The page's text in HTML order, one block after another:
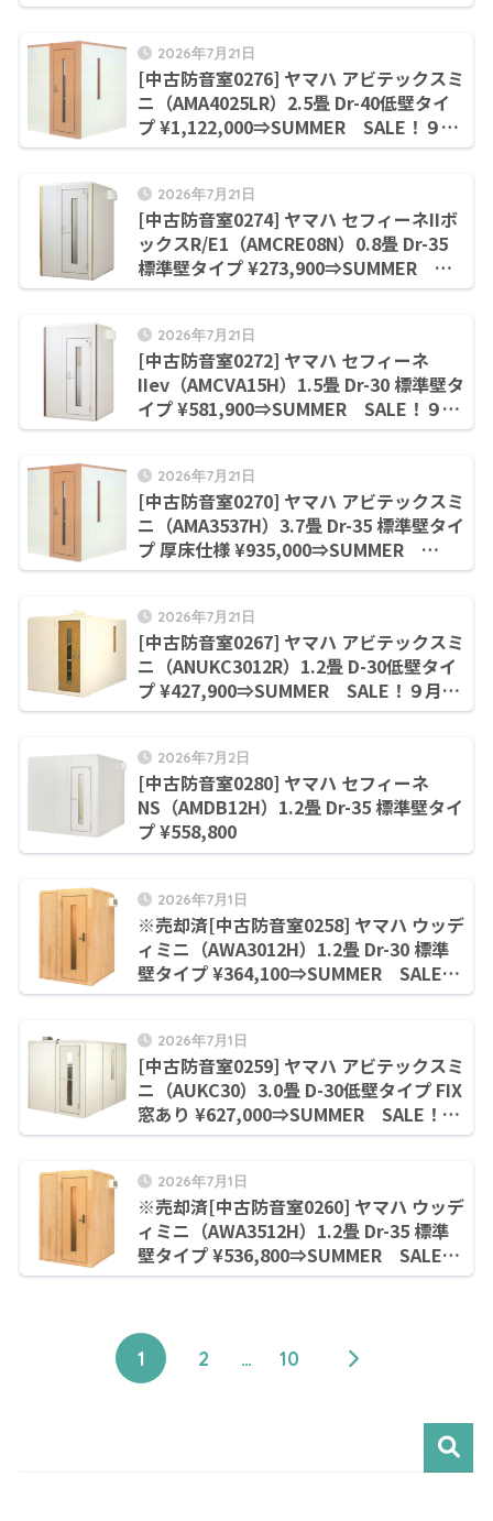
2026年7月21日
[中古防音室0276] ヤマハ アビテックスミ
ニ（AMA4025LR）2.5畳 Dr-40低壁タイ
プ ¥1,122,000⇒SUMMER SALE！９月
末まで¥1,045,000
2026年7月21日
[中古防音室0274] ヤマハ セフィーネIIボ
ックスR/E1（AMCRE08N）0.8畳 Dr-35
標準壁タイプ ¥273,900⇒SUMMER
SALE！９月末まで¥228,800
2026年7月21日
[中古防音室0272] ヤマハ セフィーネ
IIev（AMCVA15H）1.5畳 Dr-30 標準壁タ
イプ ¥581,900⇒SUMMER SALE！９月
末まで¥506,000
2026年7月21日
[中古防音室0270] ヤマハ アビテックスミ
ニ（AMA3537H）3.7畳 Dr-35 標準壁タイ
プ 厚床仕様 ¥935,000⇒SUMMER
SALE！９月末まで¥858,000
2026年7月21日
[中古防音室0267] ヤマハ アビテックスミ
ニ（ANUKC3012R）1.2畳 D-30低壁タイ
プ ¥427,900⇒SUMMER SALE！９月末
まで¥352,000
2026年7月2日
[中古防音室0280] ヤマハ セフィーネ
NS（AMDB12H）1.2畳 Dr-35 標準壁タイ
プ ¥558,800
2026年7月1日
※売却済[中古防音室0258] ヤマハ ウッデ
ィミニ（AWA3012H）1.2畳 Dr-30 標準
壁タイプ ¥364,100⇒SUMMER SALE！
９月末まで¥294,800
2026年7月1日
[中古防音室0259] ヤマハ アビテックスミ
ニ（AUKC30）3.0畳 D-30低壁タイプ FIX
窓あり ¥627,000⇒SUMMER SALE！９
月末まで¥563,200
2026年7月1日
※売却済[中古防音室0260] ヤマハ ウッデ
ィミニ（AWA3512H）1.2畳 Dr-35 標準
壁タイプ ¥536,800⇒SUMMER SALE！
９月末まで¥430,100
1 2 … 10